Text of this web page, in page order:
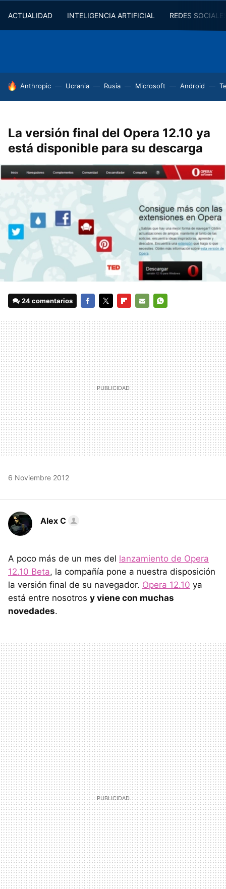
ACTUALIDAD INTELIGENCIA ARTIFICIAL REDES
HOY SE HABLA DE
Anthropic Ucrania Rusia Microsoft Android
La versión final del Opera 12.10 ya
está disponible para su descarga
24 comentarios
MAIL
6 Noviembre 2012
Alex C
A poco más de un mes del lanzamiento de Opera
12.10 Beta, la compañía pone a nuestra disposición
la versión final de su navegador. Opera 12.10 ya
está entre nosotros y viene con muchas
novedades.